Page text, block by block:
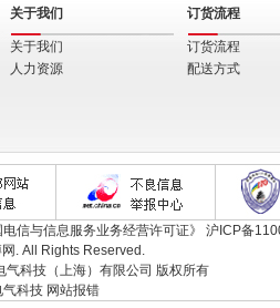
关于我们
关于我们
人力资源
订货流程
订货流程
配送方式
电信与信息服务业务经营许可证》 沪ICP备
. All Rights Reserved.
气科技（上海）有限公司 版权所有
气科技 网站报错